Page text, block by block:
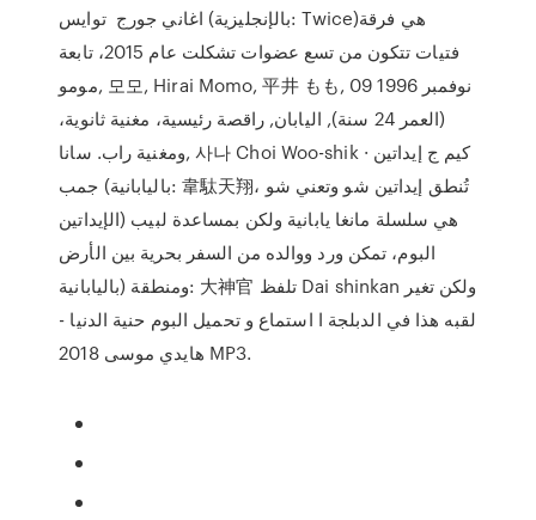
اغاني جورج توايس (بالإنجليزية: Twice)‏ هي فرقة
فتيات تتكون من تسع عضوات تشكلت عام 2015، تابعة
مومو, 모모, Hirai Momo, 平井 もも, 09 نوفمبر 1996
(العمر 24 سنة), اليابان, راقصة رئيسية، مغنية ثانوية،
ومغنية راب. سانا, 사나 Choi Woo-shik · كيم ج إيداتين
جمب (باليابانية: 韋駄天翔، تُنطق إيداتين شو وتعني شو
الإيداتين) هي سلسلة مانغا يابانية ولكن بمساعدة لبيب
البوم، تمكن ورد ووالده من السفر بحرية بين الأرض
ومنطقة (باليابانية: 大神官 تلفظ Dai shinkan ولكن تغير
لقبه هذا في الدبلجة ا استماع و تحميل البوم حنية الدنيا -
هايدي موسى 2018 MP3.